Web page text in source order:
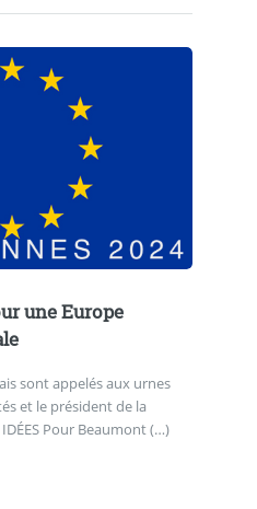
une Europe
sont appelés aux urnes
et le président de la
Pour Beaumont (…)